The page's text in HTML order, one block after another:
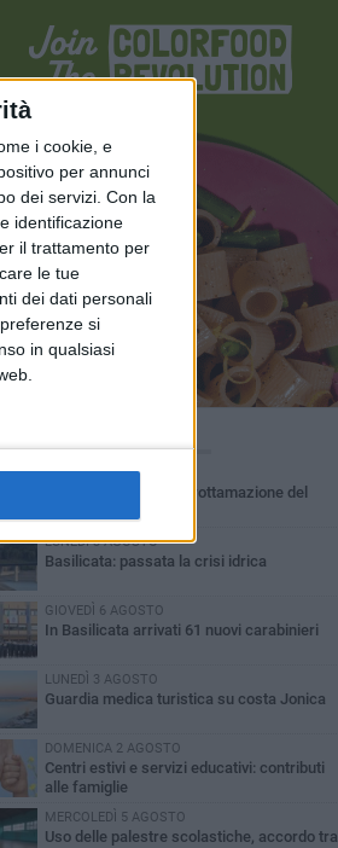
i cookie, e
per annunci
dei servizi. Con la
identificazione
il trattamento per
le tue
dei dati personali
si
in qualsiasi
MARTEDÌ 4 AGOSTO
Basilicata: approvata rottamazione del
LUNEDÌ 3 AGOSTO
Basilicata: passata la crisi idrica
GIOVEDÌ 6 AGOSTO
In Basilicata arrivati 61 nuovi carabinieri
LUNEDÌ 3 AGOSTO
Guardia medica turistica su costa Jonica
DOMENICA 2 AGOSTO
Centri estivi e servizi educativi: contributi
alle famiglie
MERCOLEDÌ 5 AGOSTO
Uso delle palestre scolastiche, accordo tra